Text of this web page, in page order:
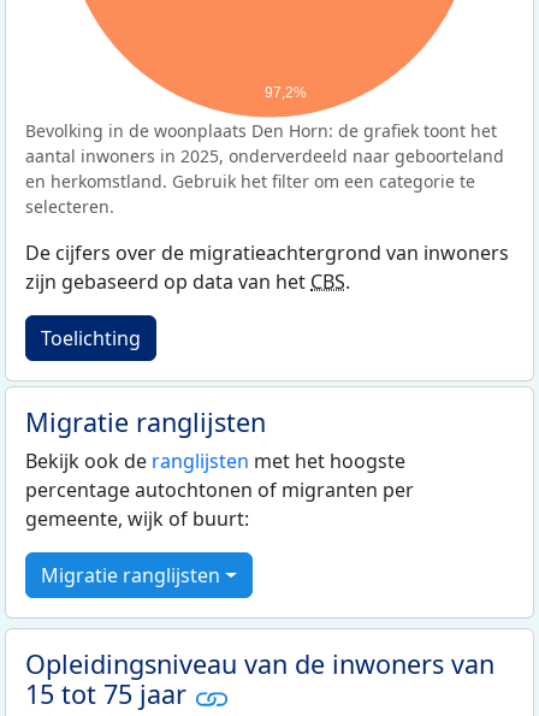
97,2%
Bevolking in de woonplaats Den Horn: de grafiek toont het
aantal inwoners in 2025, onderverdeeld naar geboorteland
en herkomstland. Gebruik het filter om een categorie te
selecteren.
De cijfers over de migratieachtergrond van inwoners
zijn gebaseerd op data van het CBS.
Toelichting
Migratie ranglijsten
Bekijk ook de ranglijsten met het hoogste
percentage autochtonen of migranten per
gemeente, wijk of buurt:
Migratie ranglijsten
Opleidingsniveau van de inwoners van
15 tot 75 jaar